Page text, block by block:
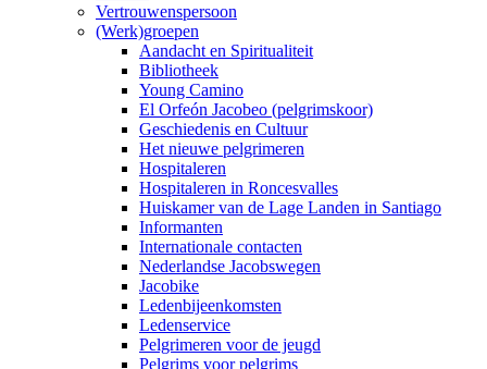
Vertrouwenspersoon
(Werk)groepen
Aandacht en Spiritualiteit
Bibliotheek
Young Camino
El Orfeón Jacobeo (pelgrimskoor)
Geschiedenis en Cultuur
Het nieuwe pelgrimeren
Hospitaleren
Hospitaleren in Roncesvalles
Huiskamer van de Lage Landen in Santiago
Informanten
Internationale contacten
Nederlandse Jacobswegen
Jacobike
Ledenbijeenkomsten
Ledenservice
Pelgrimeren voor de jeugd
Pelgrims voor pelgrims